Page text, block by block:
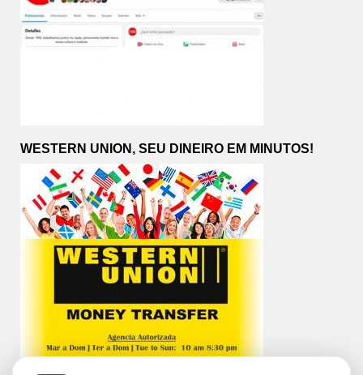
WESTERN UNION, SEU DINEIRO EM MINUTOS!